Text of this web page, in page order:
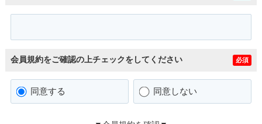
会員規約をご確認の上チェックをしてください 必須
同意する 同意しない